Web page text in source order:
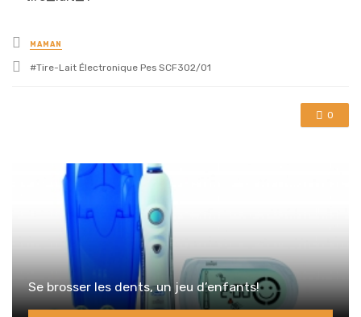
Posted
in
MAMAN
Tagged
Tire-Lait Électronique Pes SCF302/01
0
Se brosser les dents, un jeu d’enfants!